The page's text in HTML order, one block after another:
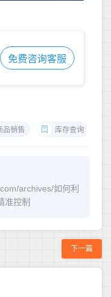
免费咨询客服
品销售 库存查询
archives/如何利
准控制
下一篇